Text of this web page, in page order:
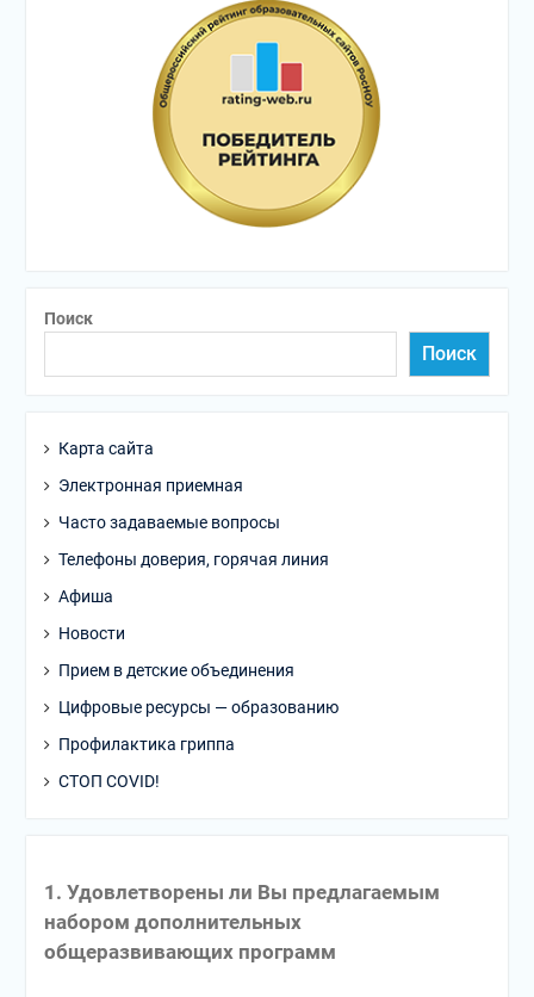
Поиск
Поиск
Карта сайта
Электронная приемная
Часто задаваемые вопросы
Телефоны доверия, горячая линия
Афиша
Новости
Прием в детские объединения
Цифровые ресурсы — образованию
Профилактика гриппа
СТОП COVID!
1. Удовлетворены ли Вы предлагаемым
набором дополнительных
общеразвивающих программ